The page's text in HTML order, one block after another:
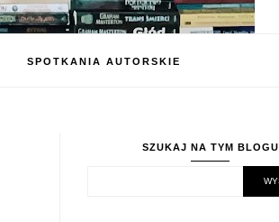
SPOTKANIA AUTORSKIE
SZUKAJ NA TYM BLOGU